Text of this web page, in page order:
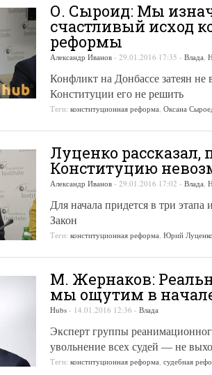
О. Сыроид: Мы
счастливый исход
реформы
Александр Иванов - 29.01.2016 17:35 - Влада,
Конфликт на Донбассе затеян
Конституции его не решить
Теги: конституционная реформа, Оксана
Луценко
Конституцию
Александр Иванов - 29.01.2016 17:02 - Влада,
Для начала придется в три
Закон
Теги: конституционная реформа, Юрий Луценко
М. Жернаков:
мы ощутим в начале
Hubs - 14.01.2016 12:36 - Влада
Эксперт группы
увольнение всех судей — не
Теги: конституционная реформа, судебная